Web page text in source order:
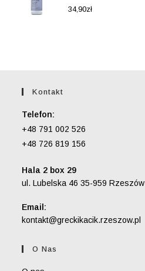
Oceniono
34,90zł
Kontakt
Telefon:
+48 791 002 526
+48 726 819 156
Hala 2 box 29
ul. Lubelska 46 35-959 Rzeszów
Email:
kontakt@greckikacik.rzeszow.pl
O Nas